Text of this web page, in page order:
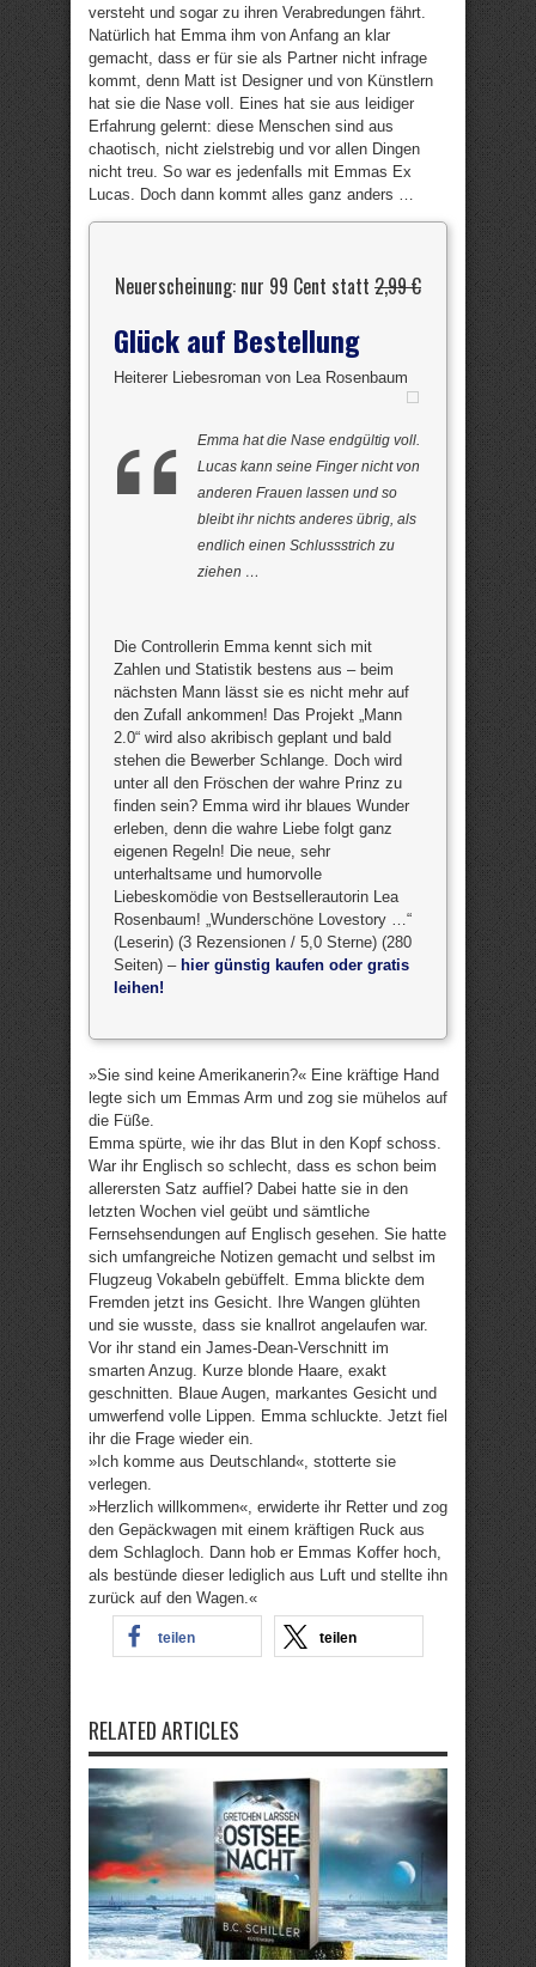
versteht und sogar zu ihren Verabredungen fährt.
Natürlich hat Emma ihm von Anfang an klar
gemacht, dass er für sie als Partner nicht infrage
kommt, denn Matt ist Designer und von Künstlern
hat sie die Nase voll. Eines hat sie aus leidiger
Erfahrung gelernt: diese Menschen sind aus
chaotisch, nicht zielstrebig und vor allen Dingen
nicht treu. So war es jedenfalls mit Emmas Ex
Lucas. Doch dann kommt alles ganz anders …
Neuerscheinung: nur 99 Cent statt 2,99 €
Glück auf Bestellung
Heiterer Liebesroman von Lea Rosenbaum
Emma hat die Nase endgültig voll.
Lucas kann seine Finger nicht von
anderen Frauen lassen und so
bleibt ihr nichts anderes übrig, als
endlich einen Schlussstrich zu
ziehen …
Die Controllerin Emma kennt sich mit
Zahlen und Statistik bestens aus – beim
nächsten Mann lässt sie es nicht mehr auf
den Zufall ankommen! Das Projekt „Mann
2.0“ wird also akribisch geplant und bald
stehen die Bewerber Schlange. Doch wird
unter all den Fröschen der wahre Prinz zu
finden sein? Emma wird ihr blaues Wunder
erleben, denn die wahre Liebe folgt ganz
eigenen Regeln! Die neue, sehr
unterhaltsame und humorvolle
Liebeskomödie von Bestsellerautorin Lea
Rosenbaum! „Wunderschöne Lovestory …“
(Leserin) (3 Rezensionen / 5,0 Sterne) (280
Seiten) – hier günstig kaufen oder gratis
leihen!
»Sie sind keine Amerikanerin?« Eine kräftige Hand
legte sich um Emmas Arm und zog sie mühelos auf
die Füße.
Emma spürte, wie ihr das Blut in den Kopf schoss.
War ihr Englisch so schlecht, dass es schon beim
allerersten Satz auffiel? Dabei hatte sie in den
letzten Wochen viel geübt und sämtliche
Fernsehsendungen auf Englisch gesehen. Sie hatte
sich umfangreiche Notizen gemacht und selbst im
Flugzeug Vokabeln gebüffelt. Emma blickte dem
Fremden jetzt ins Gesicht. Ihre Wangen glühten
und sie wusste, dass sie knallrot angelaufen war.
Vor ihr stand ein James-Dean-Verschnitt im
smarten Anzug. Kurze blonde Haare, exakt
geschnitten. Blaue Augen, markantes Gesicht und
umwerfend volle Lippen. Emma schluckte. Jetzt fiel
ihr die Frage wieder ein.
»Ich komme aus Deutschland«, stotterte sie
verlegen.
»Herzlich willkommen«, erwiderte ihr Retter und zog
den Gepäckwagen mit einem kräftigen Ruck aus
dem Schlagloch. Dann hob er Emmas Koffer hoch,
als bestünde dieser lediglich aus Luft und stellte ihn
zurück auf den Wagen.«
teilen teilen
RELATED ARTICLES